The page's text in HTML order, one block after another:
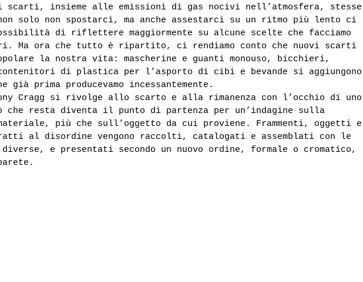
scarti, insieme alle emissioni di gas nocivi nell’atmosfera, stesse
solo non spostarci, ma anche assestarci su un ritmo più lento ci
di riflettere maggiormente su alcune scelte che facciamo
Ma ora che tutto è ripartito, ci rendiamo conto che nuovi scarti
la nostra vita: mascherine e guanti monouso, bicchieri,
di plastica per l’asporto di cibi e bevande si aggiungono
prima producevamo incessantemente.
Cragg si rivolge allo scarto e alla rimanenza con l’occhio di uno
che resta diventa il punto di partenza per un’indagine sulla
più che sull’oggetto da cui proviene. Frammenti, oggetti e
al disordine vengono raccolti, catalogati e assemblati con le
e presentati secondo un nuovo ordine, formale o cromatico,